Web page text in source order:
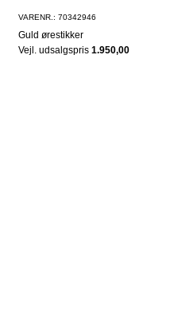
VARENR.: 70342946
Guld ørestikker
Vejl. udsalgspris 1.950,00